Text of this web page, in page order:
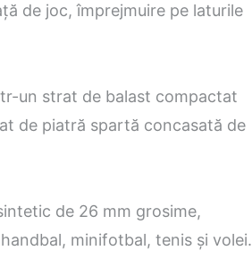
de joc, împrejmuire pe laturile
un strat de balast compactat
de piatră spartă concasată de
de 26 mm grosime,
minifotbal, tenis şi volei.